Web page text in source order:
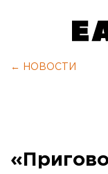
← НОВОСТИ